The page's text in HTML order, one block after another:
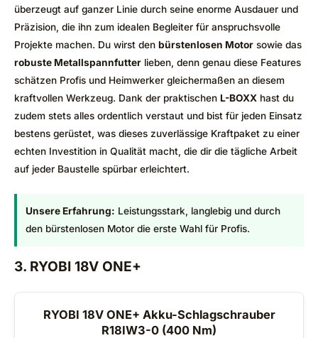
überzeugt auf ganzer Linie durch seine enorme Ausdauer und
Präzision, die ihn zum idealen Begleiter für anspruchsvolle
Projekte machen. Du wirst den bürstenlosen Motor sowie das
robuste Metallspannfutter lieben, denn genau diese Features
schätzen Profis und Heimwerker gleichermaßen an diesem
kraftvollen Werkzeug. Dank der praktischen L-BOXX hast du
zudem stets alles ordentlich verstaut und bist für jeden Einsatz
bestens gerüstet, was dieses zuverlässige Kraftpaket zu einer
echten Investition in Qualität macht, die dir die tägliche Arbeit
auf jeder Baustelle spürbar erleichtert.
Unsere Erfahrung: Leistungsstark, langlebig und durch
den bürstenlosen Motor die erste Wahl für Profis.
3. RYOBI 18V ONE+
RYOBI 18V ONE+ Akku-Schlagschrauber
R18IW3-0 (400 Nm)